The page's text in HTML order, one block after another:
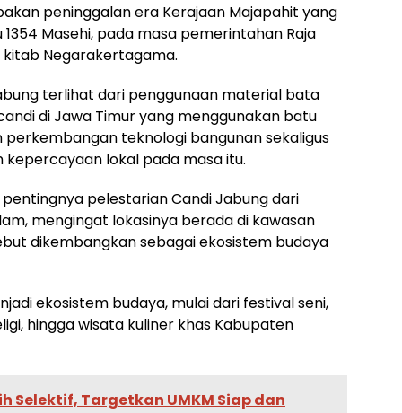
peninggalan era Kerajaan Majapahit yang
Masehi, pada masa pemerintahan Raja
Negarakertagama.
terlihat dari penggunaan material bata
di Jawa Timur yang menggunakan batu
teknologi bangunan sekaligus
kepercayaan lokal pada masa itu.
pelestarian Candi Jabung dari
mengingat lokasinya berada di kawasan
dikembangkan sebagai ekosistem budaya
ekosistem budaya, mulai dari festival seni,
hingga wisata kuliner khas Kabupaten
Selektif, Targetkan UMKM Siap dan